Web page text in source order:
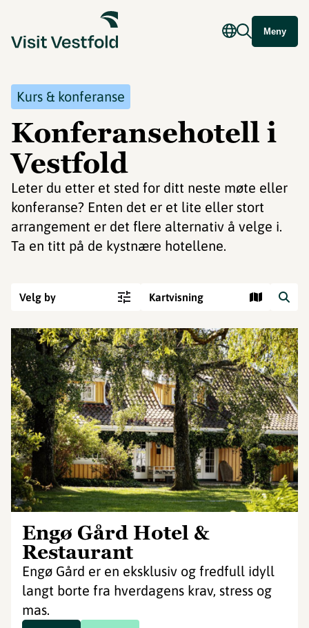
Meny
Kurs & konferanse
Konferansehotell i
Vestfold
Leter du etter et sted for ditt neste møte eller
konferanse? Enten det er et lite eller stort
arrangement er det flere alternativ å velge i.
Ta en titt på de kystnære hotellene.
Velg by Kartvisning
Engø Gård Hotel &
Restaurant
Engø Gård er en eksklusiv og fredfull idyll
langt borte fra hverdagens krav, stress og
mas.